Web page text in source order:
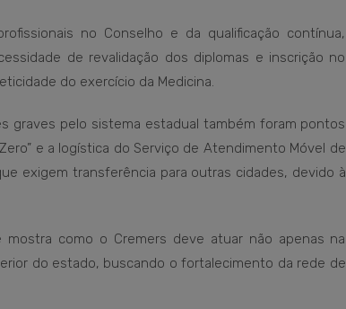
no Conselho e da qualificação contínua,
de revalidação dos diplomas e inscrição no
do exercício da Medicina.
graves pelo sistema estadual também foram pontos
e a logística do Serviço de Atendimento Móvel de
exigem transferência para outras cidades, devido à
como o Cremers deve atuar não apenas na
do estado, buscando o fortalecimento da rede de